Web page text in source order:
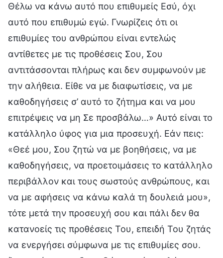
Θέλω να κάνω αυτό που επιθυμείς Εσύ, όχι
αυτό που επιθυμώ εγώ. Γνωρίζεις ότι οι
επιθυμίες του ανθρώπου είναι εντελώς
αντίθετες με τις προθέσεις Σου, Σου
αντιτάσσονται πλήρως και δεν συμφωνούν με
την αλήθεια. Είθε να με διαφωτίσεις, να με
καθοδηγήσεις σ’ αυτό το ζήτημα και να μου
επιτρέψεις να μη Σε προσβάλω…» Αυτό είναι το
κατάλληλο ύφος για μια προσευχή. Εάν πεις:
«Θεέ μου, Σου ζητώ να με βοηθήσεις, να με
καθοδηγήσεις, να προετοιμάσεις το κατάλληλο
περιβάλλον και τους σωστούς ανθρώπους, και
να με αφήσεις να κάνω καλά τη δουλειά μου»,
τότε μετά την προσευχή σου και πάλι δεν θα
κατανοείς τις προθέσεις Του, επειδή Του ζητάς
να ενεργήσει σύμφωνα με τις επιθυμίες σου.